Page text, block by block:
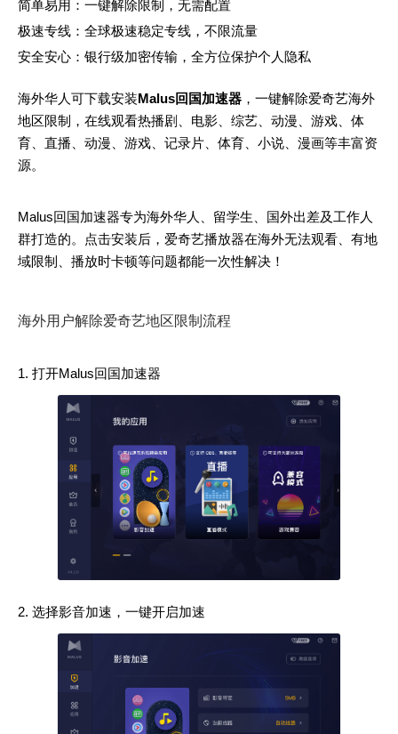
简单易用：一键解除限制，无需配置
极速专线：全球极速稳定专线，不限流量
安全安心：银行级加密传输，全方位保护个人隐私
海外华人可下载安装Malus回国加速器 ，一键解除爱奇艺海外
地区限制，在线观看热播剧、电影、综艺、动漫、游戏、体
育、直播、动漫、游戏、记录片、体育、小说、漫画等丰富资
源。
Malus回国加速器专为海外华人、留学生、国外出差及工作人
群打造的。点击安装后，爱奇艺播放器在海外无法观看、有地
域限制、播放时卡顿等问题都能一次性解决！
海外用户解除爱奇艺地区限制流程
打开Malus回国加速器
选择影音加速，一键开启加速